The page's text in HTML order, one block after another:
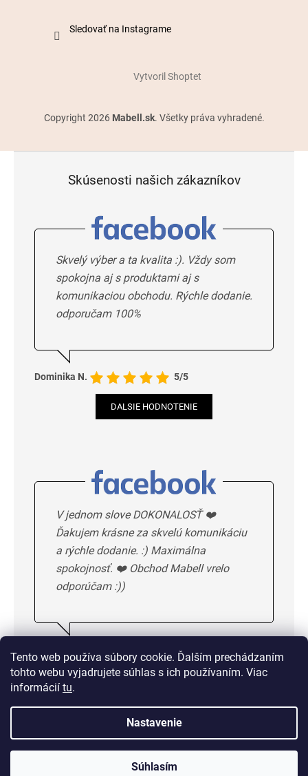
Tento web používa súbory cookie. Ďalším prechádzaním
tohto webu vyjadrujete súhlas s ich používaním. Viac
informácií tu.
Nastavenie
Súhlasím
Sledovať na Instagrame
Vytvoril Shoptet
Copyright 2026 Mabell.sk. Všetky práva vyhradené.
Skúsenosti našich zákazníkov
Skvelý výber a ta kvalita :). Vždy som
spokojna aj s produktami aj s
komunikaciou obchodu. Rýchle dodanie.
odporučam 100%
Dominika N. 5/5
DALSIE HODNOTENIE
V jednom slove DOKONALOSŤ ❤️
Ďakujem krásne za skvelú komunikáciu
a rýchle dodanie. :) Maximálna
spokojnosť. ❤️ Obchod Mabell vrelo
odporúčam :))
DALSIE HODNOTENIE